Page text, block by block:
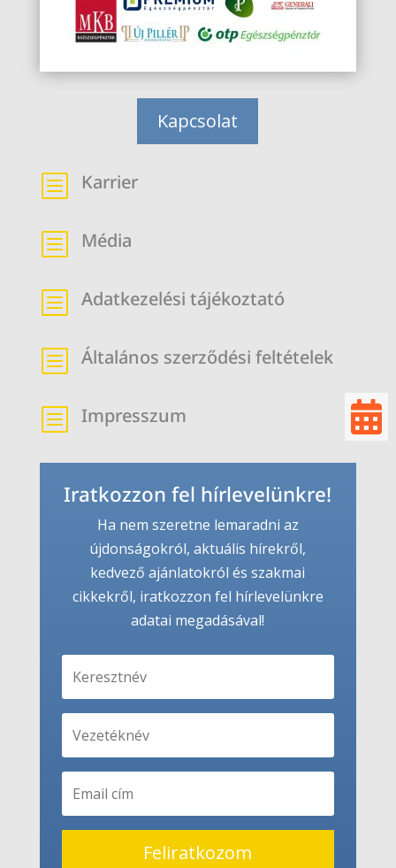
Kapcsolat
b Karrier
b Média
b Adatkezelési tájékoztató
b Általános szerződési feltételek
b Impresszum
Iratkozzon fel hírlevelünkre!
Ha nem szeretne lemaradni az
újdonságokról, aktuális hírekről,
kedvező ajánlatokról és szakmai
cikkekről, iratkozzon fel hírlevelünkre
adatai megadásával!
Feliratkozom
